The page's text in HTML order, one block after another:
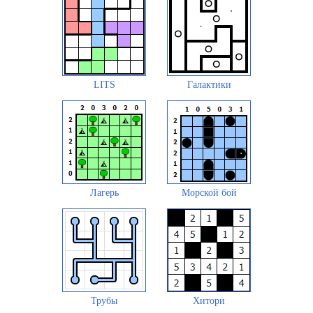
LITS Галактики
Лагерь Морской бой
Трубы Хитори